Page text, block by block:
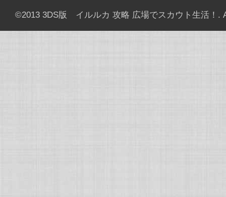
©2013 3DS版 イルルカ 攻略 広場でスカウト生活！ .